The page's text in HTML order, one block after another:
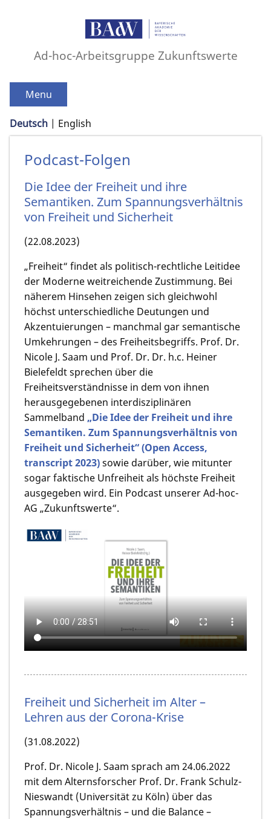
Ad-hoc-Arbeitsgruppe Zukunftswerte
Menu
Deutsch English
Podcast-Folgen
Die Idee der Freiheit und ihre
Semantiken. Zum Spannungsverhältnis
von Freiheit und Sicherheit
(22.08.2023)
„Freiheit“ findet als politisch-rechtliche Leitidee
der Moderne weitreichende Zustimmung. Bei
näherem Hinsehen zeigen sich gleichwohl
höchst unterschiedliche Deutungen und
Akzentuierungen – manchmal gar semantische
Umkehrungen – des Freiheitsbegriffs. Prof. Dr.
Nicole J. Saam und Prof. Dr. Dr. h.c. Heiner
Bielefeldt sprechen über die
Freiheitsverständnisse in dem von ihnen
herausgegebenen interdisziplinären
Sammelband „Die Idee der Freiheit und ihre
Semantiken. Zum Spannungsverhältnis von
Freiheit und Sicherheit“ (Open Access,
transcript 2023)sowie darüber, wie mitunter
sogar faktische Unfreiheit als höchste Freiheit
ausgegeben wird. Ein Podcast unserer Ad-hoc-
AG „Zukunftswerte“.
Freiheit und Sicherheit im Alter –
Lehren aus der Corona-Krise
(31.08.2022)
Prof. Dr. Nicole J. Saam sprach am 24.06.2022
mit dem Alternsforscher Prof. Dr. Frank Schulz-
Nieswandt (Universität zu Köln) über das
Spannungsverhältnis – und die Balance –